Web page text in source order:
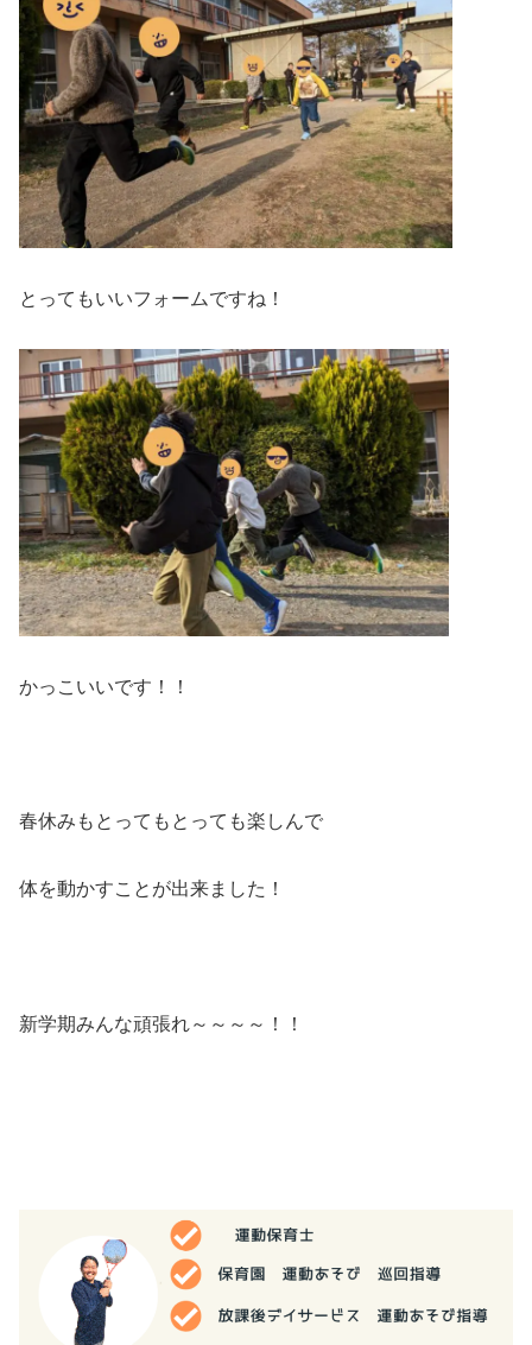
とってもいいフォームですね！
かっこいいです！！
春休みもとってもとっても楽しんで
体を動かすことが出来ました！
新学期みんな頑張れ～～～～！！